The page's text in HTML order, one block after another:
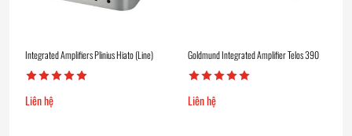
Integrated Amplifiers Plinius Hiato (Line)
Liên hệ
Goldmund Integrated Amplifier Telos 390
Liên hệ